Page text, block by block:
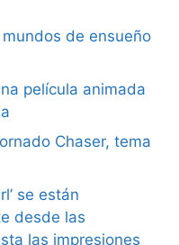
de ensueño
película animada
Chaser, tema
se están
desde las
las impresiones